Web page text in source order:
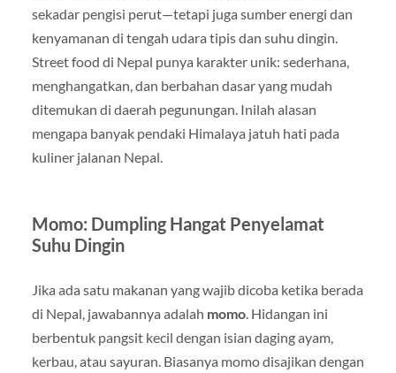
sekadar pengisi perut—tetapi juga sumber energi dan
kenyamanan di tengah udara tipis dan suhu dingin.
Street food di Nepal punya karakter unik: sederhana,
menghangatkan, dan berbahan dasar yang mudah
ditemukan di daerah pegunungan. Inilah alasan
mengapa banyak pendaki Himalaya jatuh hati pada
kuliner jalanan Nepal.
Momo: Dumpling Hangat Penyelamat
Suhu Dingin
Jika ada satu makanan yang wajib dicoba ketika berada
di Nepal, jawabannya adalah momo. Hidangan ini
berbentuk pangsit kecil dengan isian daging ayam,
kerbau, atau sayuran. Biasanya momo disajikan dengan